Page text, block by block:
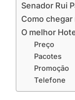
Senador Rui
Como
O melhor
Preço
Pacotes
Promoção
Telefone